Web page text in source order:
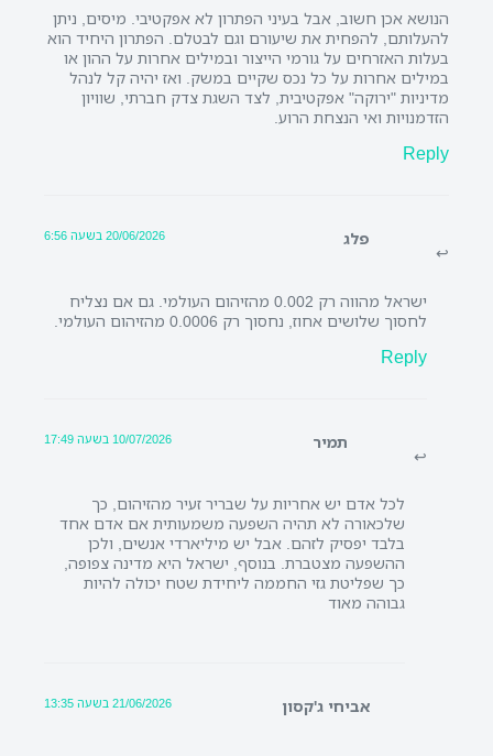
הנושא אכן חשוב, אבל בעיני הפתרון לא אפקטיבי. מיסים, ניתן
להעלותם, להפחית את שיעורם וגם לבטלם. הפתרון היחיד הוא
בעלות האזרחים על גורמי הייצור ובמילים אחרות על ההון או
במילים אחרות על כל נכס שקיים במשק. ואז יהיה קל לנהל
מדיניות "ירוקה" אפקטיבית, לצד השגת צדק חברתי, שוויון
הזדמנויות ואי הנצחת הרוע.
Reply
פלג 20/06/2026 בשעה 6:56
ישראל מהווה רק 0.002 מהזיהום העולמי. גם אם נצליח
לחסוך שלושים אחוז, נחסוך רק 0.0006 מהזיהום העולמי.
Reply
תמיר 10/07/2026 בשעה 17:49
לכל אדם יש אחריות על שבריר זעיר מהזיהום, כך
שלכאורה לא תהיה השפעה משמעותית אם אדם אחד
בלבד יפסיק לזהם. אבל יש מיליארדי אנשים, ולכן
ההשפעה מצטברת. בנוסף, ישראל היא מדינה צפופה,
כך שפליטת גזי החממה ליחידת שטח יכולה להיות
גבוהה מאוד
אביחי ג'קסון 21/06/2026 בשעה 13:35